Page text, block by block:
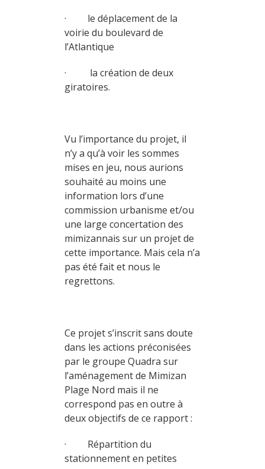
· le déplacement de la
voirie du boulevard de
l’Atlantique
· la création de deux
giratoires.
Vu l’importance du projet, il
n’y a qu’à voir les sommes
mises en jeu, nous aurions
souhaité au moins une
information lors d’une
commission urbanisme et/ou
une large concertation des
mimizannais sur un projet de
cette importance. Mais cela n’a
pas été fait et nous le
regrettons.
Ce projet s’inscrit sans doute
dans les actions préconisées
par le groupe Quadra sur
l’aménagement de Mimizan
Plage Nord mais il ne
correspond pas en outre à
deux objectifs de ce rapport :
· Répartition du
stationnement en petites